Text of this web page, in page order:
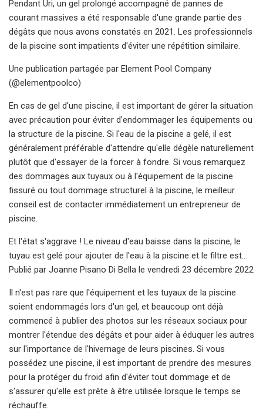
Pendant Uri, un gel prolongé accompagné de pannes de
courant massives a été responsable d'une grande partie des
dégâts que nous avons constatés en 2021. Les professionnels
de la piscine sont impatients d'éviter une répétition similaire.
Une publication partagée par Element Pool Company
(@elementpoolco)
En cas de gel d'une piscine, il est important de gérer la situation
avec précaution pour éviter d'endommager les équipements ou
la structure de la piscine. Si l'eau de la piscine a gelé, il est
généralement préférable d'attendre qu'elle dégèle naturellement
plutôt que d'essayer de la forcer à fondre. Si vous remarquez
des dommages aux tuyaux ou à l'équipement de la piscine
fissuré ou tout dommage structurel à la piscine, le meilleur
conseil est de contacter immédiatement un entrepreneur de
piscine.
Et l'état s'aggrave ! Le niveau d'eau baisse dans la piscine, le
tuyau est gelé pour ajouter de l'eau à la piscine et le filtre est…
Publié par Joanne Pisano Di Bella le vendredi 23 décembre 2022
Il n'est pas rare que l'équipement et les tuyaux de la piscine
soient endommagés lors d'un gel, et beaucoup ont déjà
commencé à publier des photos sur les réseaux sociaux pour
montrer l'étendue des dégâts et pour aider à éduquer les autres
sur l'importance de l'hivernage de leurs piscines. Si vous
possédez une piscine, il est important de prendre des mesures
pour la protéger du froid afin d'éviter tout dommage et de
s'assurer qu'elle est prête à être utilisée lorsque le temps se
réchauffe.